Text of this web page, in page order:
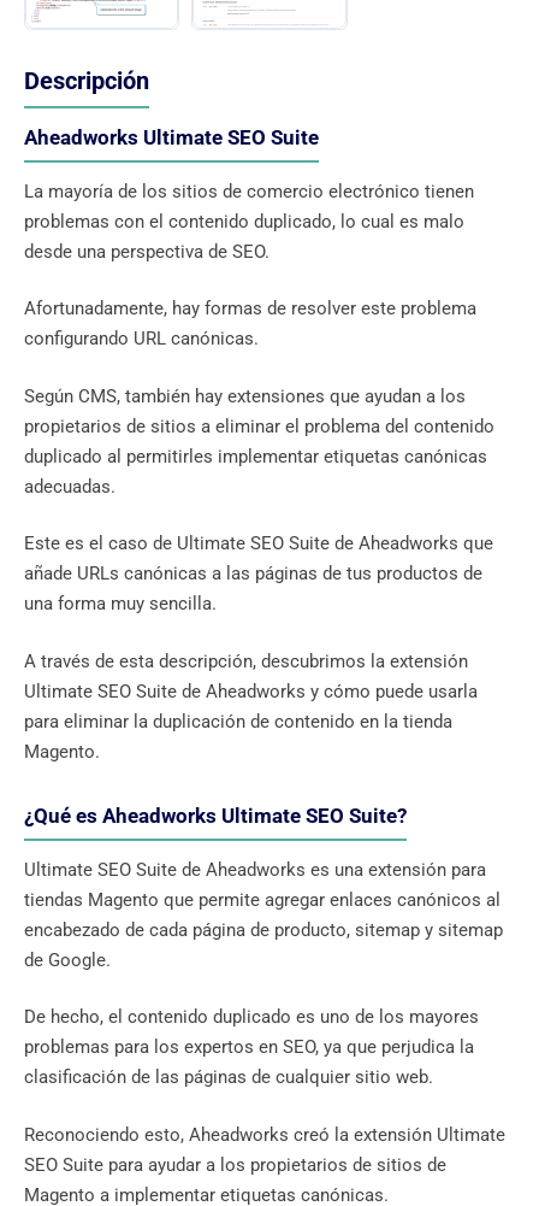
Descripción
Aheadworks Ultimate SEO Suite
La mayoría de los sitios de comercio electrónico tienen
problemas con el contenido duplicado, lo cual es malo
desde una perspectiva de SEO.
Afortunadamente, hay formas de resolver este problema
configurando URL canónicas.
Según CMS, también hay extensiones que ayudan a los
propietarios de sitios a eliminar el problema del contenido
duplicado al permitirles implementar etiquetas canónicas
adecuadas.
Este es el caso de Ultimate SEO Suite de Aheadworks que
añade URLs canónicas a las páginas de tus productos de
una forma muy sencilla.
A través de esta descripción, descubrimos la extensión
Ultimate SEO Suite de Aheadworks y cómo puede usarla
para eliminar la duplicación de contenido en la tienda
Magento.
¿Qué es Aheadworks Ultimate SEO Suite?
Ultimate SEO Suite de Aheadworks es una extensión para
tiendas Magento que permite agregar enlaces canónicos al
encabezado de cada página de producto, sitemap y sitemap
de Google.
De hecho, el contenido duplicado es uno de los mayores
problemas para los expertos en SEO, ya que perjudica la
clasificación de las páginas de cualquier sitio web.
Reconociendo esto, Aheadworks creó la extensión Ultimate
SEO Suite para ayudar a los propietarios de sitios de
Magento a implementar etiquetas canónicas.